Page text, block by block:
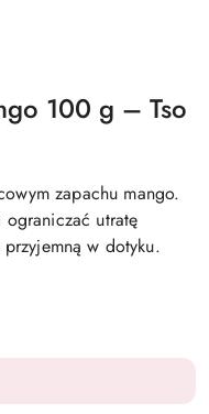
100 g – Tso
zapachu mango.
ograniczać utratę
w dotyku.